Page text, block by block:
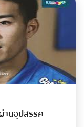
านอุปสรรค